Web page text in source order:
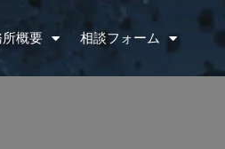
概要 相談フォーム